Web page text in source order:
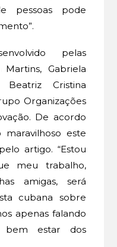
pessoas pode
pelas
Martins, Gabriela
Cristina
Organizações
De acordo
maravilhoso este
artigo. “Estou
meu trabalho,
amigas, será
cubana sobre
apenas falando
estar dos